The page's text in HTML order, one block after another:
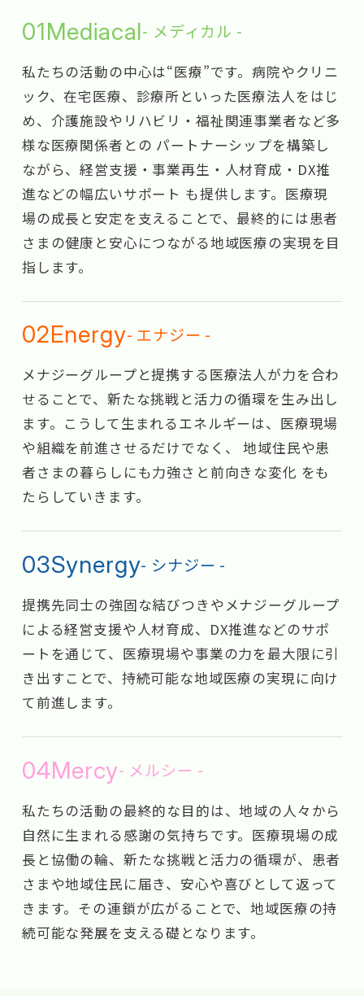
01Mediacal- メディカル -
私たちの活動の中心は“医療”です。病院やクリニ
ック、在宅医療、診療所といった医療法人をはじ
め、介護施設やリハビリ・福祉関連事業者など多
様な医療関係者との パートナーシップを構築し
ながら、経営支援・事業再生・人材育成・DX推
進などの幅広いサポート も提供します。医療現
場の成長と安定を支えることで、最終的には患者
さまの健康と安心につながる地域医療の実現を目
指します。
02Energy- エナジー -
メナジーグループと提携する医療法人が力を合わ
せることで、新たな挑戦と活力の循環を生み出し
ます。こうして生まれるエネルギーは、医療現場
や組織を前進させるだけでなく、 地域住民や患
者さまの暮らしにも力強さと前向きな変化 をも
たらしていきます。
03Synergy- シナジー -
提携先同士の強固な結びつきやメナジーグループ
による経営支援や人材育成、DX推進などのサポ
ートを通じて、医療現場や事業の力を最大限に引
き出すことで、持続可能な地域医療の実現に向け
て前進します。
04Mercy- メルシー -
私たちの活動の最終的な目的は、地域の人々から
自然に生まれる感謝の気持ちです。医療現場の成
長と協働の輪、新たな挑戦と活力の循環が、患者
さまや地域住民に届き、安心や喜びとして返って
きます。その連鎖が広がることで、地域医療の持
続可能な発展を支える礎となります。